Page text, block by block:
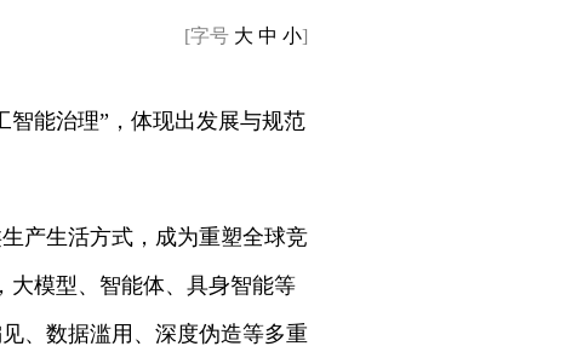
[字号 大 中 小]
智能治理”，体现出发展与规范
产生活方式，成为重塑全球竞
大模型、智能体、具身智能等
、数据滥用、深度伪造等多重